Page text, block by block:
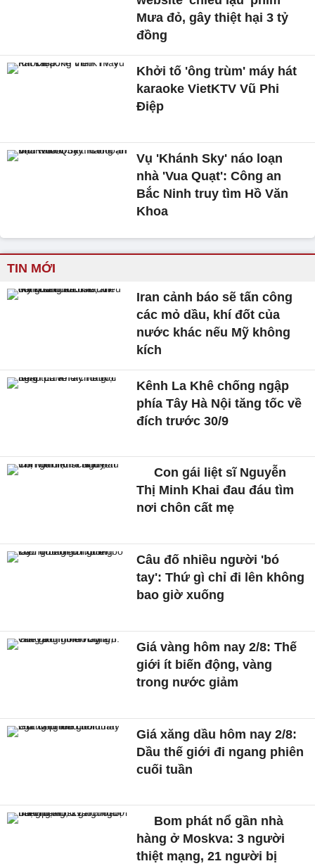
Mưa đỏ, gây thiệt hại 3 tỷ
đồng
Khởi tố 'ông trùm' máy hát
karaoke VietKTV Vũ Phi
Điệp
Vụ 'Khánh Sky' náo loạn
nhà 'Vua Quạt': Công an
Bắc Ninh truy tìm Hồ Văn
Khoa
TIN MỚI
Iran cảnh báo sẽ tấn công
các mỏ dầu, khí đốt của
nước khác nếu Mỹ không
kích
Kênh La Khê chống ngập
phía Tây Hà Nội tăng tốc về
đích trước 30/9
Con gái liệt sĩ Nguyễn
Thị Minh Khai đau đáu tìm
nơi chôn cất mẹ
Câu đố nhiều người 'bó
tay': Thứ gì chỉ đi lên không
bao giờ xuống
Giá vàng hôm nay 2/8: Thế
giới ít biến động, vàng
trong nước giảm
Giá xăng dầu hôm nay 2/8:
Dầu thế giới đi ngang phiên
cuối tuần
Bom phát nổ gần nhà
hàng ở Moskva: 3 người
thiệt mạng, 21 người bị